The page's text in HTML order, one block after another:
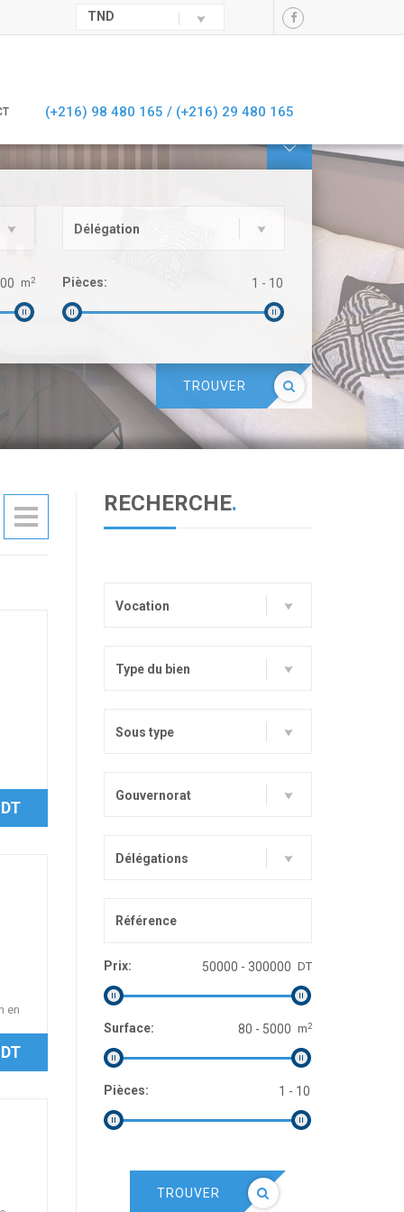
TND
(+216) 98 480 165 / (+216) 29 480 165

Délégation
m2 Pièces:
TROUVER
en
RECHERCHE.
Vocation
Type du bien
Sous type
Gouvernorat
Délégations
Prix: DT
Surface: m2
Pièces:
TROUVER